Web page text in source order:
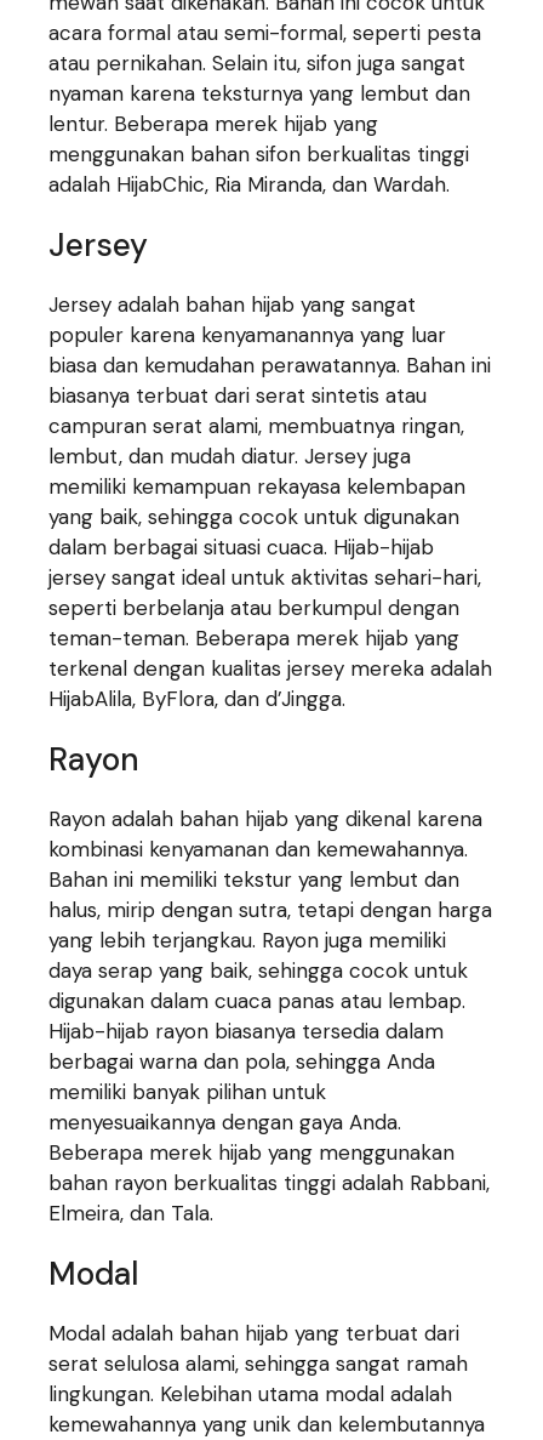
acara formal atau semi-formal, seperti pesta
atau pernikahan. Selain itu, sifon juga sangat
nyaman karena teksturnya yang lembut dan
lentur. Beberapa merek hijab yang
menggunakan bahan sifon berkualitas tinggi
adalah HijabChic, Ria Miranda, dan Wardah.
Jersey
Jersey adalah bahan hijab yang sangat
populer karena kenyamanannya yang luar
biasa dan kemudahan perawatannya. Bahan ini
biasanya terbuat dari serat sintetis atau
campuran serat alami, membuatnya ringan,
lembut, dan mudah diatur. Jersey juga
memiliki kemampuan rekayasa kelembapan
yang baik, sehingga cocok untuk digunakan
dalam berbagai situasi cuaca. Hijab-hijab
jersey sangat ideal untuk aktivitas sehari-hari,
seperti berbelanja atau berkumpul dengan
teman-teman. Beberapa merek hijab yang
terkenal dengan kualitas jersey mereka adalah
HijabAlila, ByFlora, dan d’Jingga.
Rayon
Rayon adalah bahan hijab yang dikenal karena
kombinasi kenyamanan dan kemewahannya.
Bahan ini memiliki tekstur yang lembut dan
halus, mirip dengan sutra, tetapi dengan harga
yang lebih terjangkau. Rayon juga memiliki
daya serap yang baik, sehingga cocok untuk
digunakan dalam cuaca panas atau lembap.
Hijab-hijab rayon biasanya tersedia dalam
berbagai warna dan pola, sehingga Anda
memiliki banyak pilihan untuk
menyesuaikannya dengan gaya Anda.
Beberapa merek hijab yang menggunakan
bahan rayon berkualitas tinggi adalah Rabbani,
Elmeira, dan Tala.
Modal
Modal adalah bahan hijab yang terbuat dari
serat selulosa alami, sehingga sangat ramah
lingkungan. Kelebihan utama modal adalah
kemewahannya yang unik dan kelembutannya